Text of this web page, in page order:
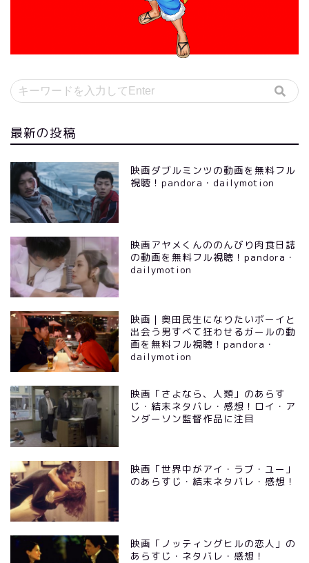
最新の投稿
映画ダブルミンツの動画を無料フル
視聴！pandora・dailymotion
映画アヤメくんののんびり肉食日誌
の動画を無料フル視聴！pandora・
dailymotion
映画｜奥田民生になりたいボーイと
出会う男すべて狂わせるガールの動
画を無料フル視聴！pandora・
dailymotion
映画「さよなら、人類」のあらす
じ・結末ネタバレ・感想！ロイ・ア
ンダーソン監督作品に注目
映画「世界中がアイ・ラブ・ユー」
のあらすじ・結末ネタバレ・感想！
映画「ノッティングヒルの恋人」の
あらすじ・ネタバレ・感想！